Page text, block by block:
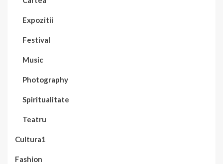
Expozitii
Festival
Music
Photography
Spiritualitate
Teatru
Cultura1
Fashion